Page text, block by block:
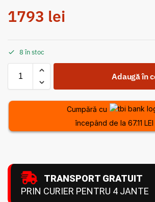
1793 lei
8 în stoc
Adaugă în
Cumpără cu
începând de la 67.11 LEI
TRANSPORT GRATUIT
PRIN CURIER PENTRU 4 JANTE